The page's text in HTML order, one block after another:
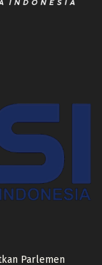
Parlemen